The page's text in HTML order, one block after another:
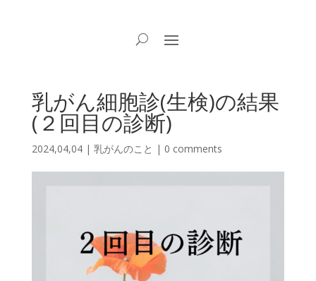
乳がん細胞診(生検)の結果
(２回目の診断)
2024,04,04| 乳がんのこと | 0 comments